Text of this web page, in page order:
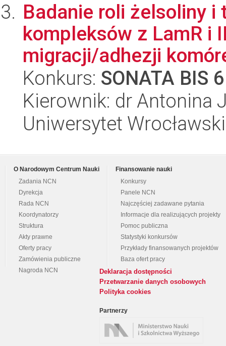
Badanie roli żelsoliny i
kompleksów z LamR i
migracji/adhezji
Konkurs: SONATA BIS 6
Kierownik: dr Antonina
Uniwersytet
O Narodowym Centrum Nauki
Zadania NCN
Dyrekcja
Rada NCN
Koordynatorzy
Struktura
Akty prawne
Oferty pracy
Zamówienia publiczne
Nagroda NCN
Finansowanie nauki
Konkursy
Panele NCN
Najczęściej zadawane pytania
Informacje dla realizujących projekty
Pomoc publiczna
Statystyki konkursów
Przykłady finansowanych projektów
Baza ofert pracy
Deklaracja dostępności
Przetwarzanie danych osobowych
Polityka cookies
Partnerzy